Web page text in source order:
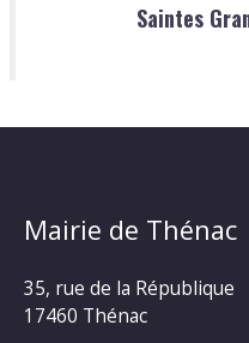
Saintes
Mairie de Thénac
35, rue de la République
17460 Thénac